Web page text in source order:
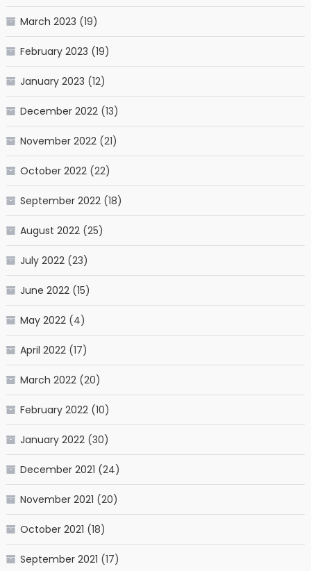
March 2023 (19)
February 2023 (19)
January 2023 (12)
December 2022(13)
November 2022(21)
October 2022(22)
September 2022(18)
August 2022(25)
July 2022(23)
June 2022(15)
May 2022(4)
April 2022(17)
March 2022(20)
February 2022(10)
January 2022(30)
December 2021 (24)
November 2021 (20)
October 2021 (18)
September 2021 (17)